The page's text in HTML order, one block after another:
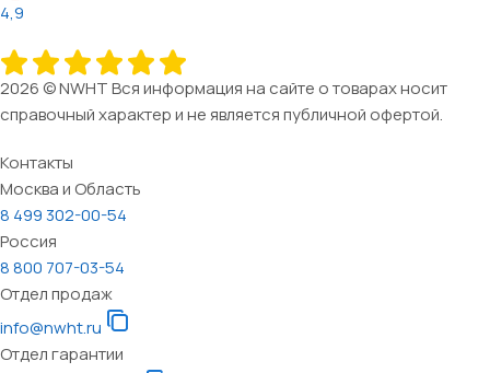
4,9
2026 © NWHT Вся информация на сайте о товарах носит
справочный характер и не является публичной офертой.
Контакты
Москва и Область
8 499 302-00-54
Россия
8 800 707-03-54
Отдел продаж
info@nwht.ru
Отдел гарантии